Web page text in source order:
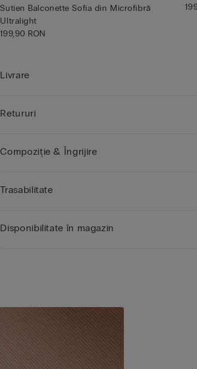
Sutien Balconette Sofia din Microfibră
Ultralight
199,90 RON
Livrare
Retururi
Compoziție & Îngrijire
Trasabilitate
Disponibilitate în magazin